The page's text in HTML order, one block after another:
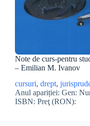
Note de curs-pentru
– Emilian M. Ivanov
cursuri, drept,
Anul apariției: Gen:
ISBN: Preţ (RON):